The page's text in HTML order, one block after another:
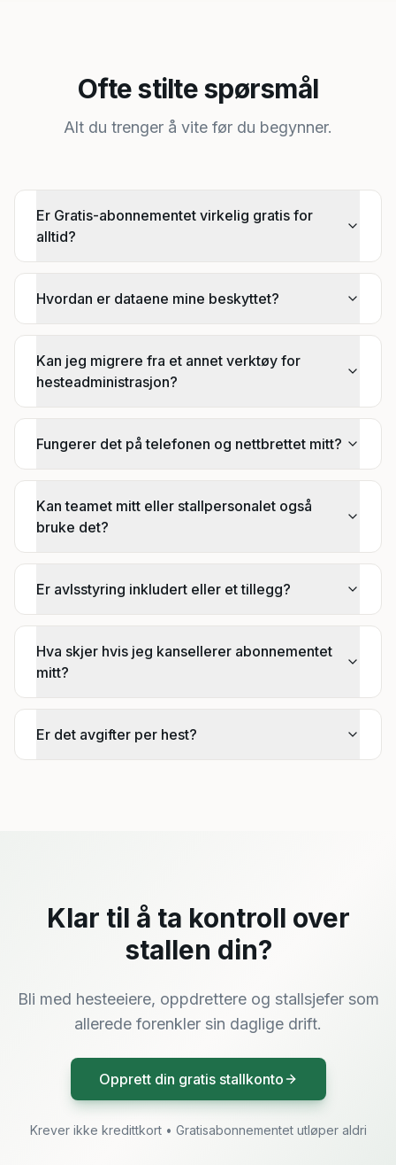
Ofte stilte spørsmål
Alt du trenger å vite før du begynner.
Er Gratis-abonnementet virkelig gratis for
alltid?
Hvordan er dataene mine beskyttet?
Kan jeg migrere fra et annet verktøy for
hesteadministrasjon?
Fungerer det på telefonen og nettbrettet mitt?
Kan teamet mitt eller stallpersonalet også
bruke det?
Er avlsstyring inkludert eller et tillegg?
Hva skjer hvis jeg kansellerer abonnementet
mitt?
Er det avgifter per hest?
Klar til å ta kontroll over
stallen din?
Bli med hesteeiere, oppdrettere og stallsjefer som
allerede forenkler sin daglige drift.
Opprett din gratis stallkonto
Krever ikke kredittkort • Gratisabonnementet utløper aldri